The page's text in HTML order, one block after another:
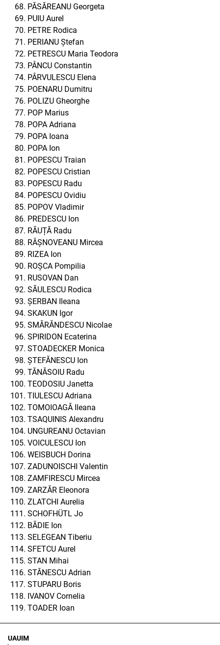
PĂSĂREANU Georgeta
PUIU Aurel
PETRE Rodica
PERIANU Ștefan
PETRESCU Maria Teodora
PÂNCU Constantin
PÂRVULESCU Elena
POENARU Dumitru
POLIZU Gheorghe
POP Marius
POPA Adriana
POPA Ioana
POPA Ion
POPESCU Traian
POPESCU Cristian
POPESCU Radu
POPESCU Ovidiu
POPOV Vladimir
PREDESCU Ion
RĂUȚĂ Radu
RÂȘNOVEANU Mircea
RIZEA Ion
ROȘCA Pompilia
RUSOVAN Dan
SĂULESCU Rodica
ȘERBAN Ileana
SKAKUN Igor
SMĂRĂNDESCU Nicolae
SPIRIDON Ecaterina
STOADECKER Monica
ȘTEFĂNESCU Ion
TĂNĂSOIU Radu
TEODOSIU Janetta
TIULESCU Adriana
TOMOIOAGĂ Ileana
TSAQUINIS Alexandru
UNGUREANU Octavian
VOICULESCU Ion
WEISBUCH Dorina
ZADUNOISCHI Valentin
ZAMFIRESCU Mircea
ZARZĂR Eleonora
ZLATCHI Aurelia
SCHOFHÜTL Jo
BĂDIE Ion
SELEGEAN Tiberiu
SFETCU Aurel
STAN Mihai
STĂNESCU Adrian
STUPARU Boris
IVANOV Cornelia
TOADER Ioan
UAUIM